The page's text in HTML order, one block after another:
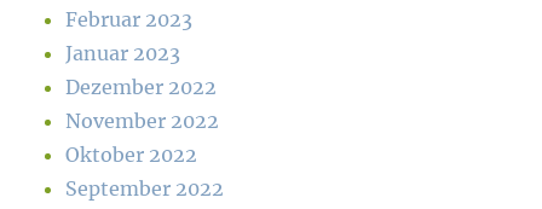
Februar 2023
Januar 2023
Dezember 2022
November 2022
Oktober 2022
September 2022